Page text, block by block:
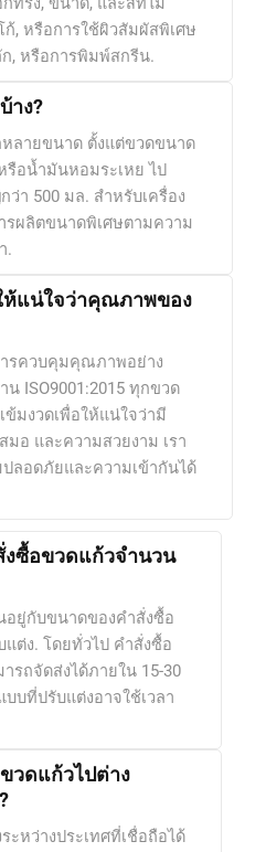
ก้, หรือการใช้ผิวสัมผัสพิเศษ
, หรือการพิมพ์สกรีน.
าง?
ลายขนาด ตั้งแต่ขวดขนาด
รือน้ำมันหอมระเหย ไป
า 500 มล. สำหรับเครื่อง
รผลิตขนาดพิเศษตามความ
.
ห้แน่ใจว่าคุณภาพของ
รควบคุมคุณภาพอย่าง
น ISO9001:2015 ทุกขวด
ข้มงวดเพื่อให้แน่ใจว่ามี
อ และความสวยงาม เรา
ลอดภัยและความเข้ากันได้
งซื้อขวดแก้วจำนวน
อยู่กับขนาดของคำสั่งซื้อ
ต่ง. โดยทั่วไป คำสั่งซื้อ
รถจัดส่งได้ภายใน 15-30
บที่ปรับแต่งอาจใช้เวลา
วดแก้วไปต่าง
ะหว่างประเทศที่เชื่อถือได้